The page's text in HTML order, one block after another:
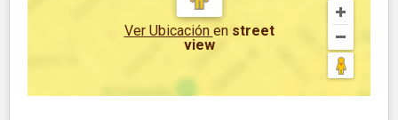
Ver Ubicación en street
view